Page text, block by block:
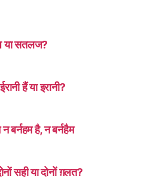
या सतलज?
हैं या इरानी?
बर्नहम है, न बर्नहैम
सही या दोनों ग़लत?